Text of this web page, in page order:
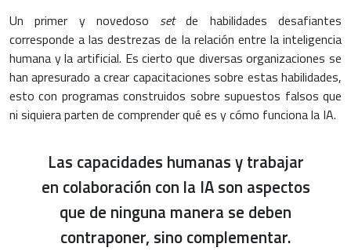
Un primer y novedoso setde habilidades desafiantes
corresponde a las destrezas de la relación entre la inteligencia
humana y la artificial. Es cierto que diversas organizaciones se
han apresurado a crear capacitaciones sobre estas habilidades,
esto con programas construidos sobre supuestos falsos que
ni siquiera parten de comprender qué es y cómo funciona la IA.
Las capacidades humanas y trabajar
en colaboración con la IA son aspectos
que de ninguna manera se deben
contraponer, sino complementar.